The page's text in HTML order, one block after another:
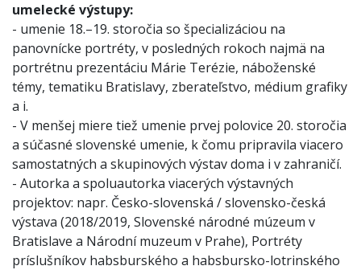
umelecké výstupy:
- umenie 18.–19. storočia so špecializáciou na
panovnícke portréty, v posledných rokoch najmä na
portrétnu prezentáciu Márie Terézie, náboženské
témy, tematiku Bratislavy, zberateľstvo, médium grafiky
a i.
- V menšej miere tiež umenie prvej polovice 20. storočia
a súčasné slovenské umenie, k čomu pripravila viacero
samostatných a skupinových výstav doma i v zahraničí.
- Autorka a spoluautorka viacerých výstavných
projektov: napr. Česko-slovenská / slovensko-česká
výstava (2018/2019, Slovenské národné múzeum v
Bratislave a Národní muzeum v Prahe), Portréty
príslušníkov habsburského a habsbursko-lotrinského